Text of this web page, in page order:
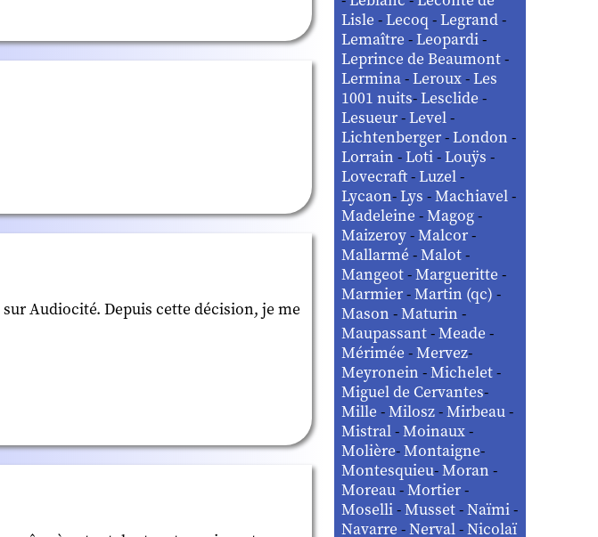
Audiocité. Depuis cette décision, je me
Lisle-Lecoq-Legrand-
Lemaître-Leopardi-
Leprince de Beaumont-
Lermina-Leroux-Les
1001 nuits-Lesclide-
Lesueur-Level-
Lichtenberger-London-
Lorrain-Loti-Louÿs-
Lovecraft-Luzel-
Lycaon-Lys-Machiavel-
Madeleine-Magog-
Maizeroy-Malcor-
Mallarmé-Malot-
Mangeot-Margueritte-
Marmier-Martin (qc)-
Mason-Maturin-
Maupassant-Meade-
Mérimée-Mervez-
Meyronein-Michelet-
Miguel de Cervantes-
Mille-Milosz-Mirbeau-
Mistral-Moinaux-
Molière-Montaigne-
Montesquieu-Moran-
Moreau-Mortier-
Moselli-Musset-Naïmi-
Navarre-Nerval-Nicolaï